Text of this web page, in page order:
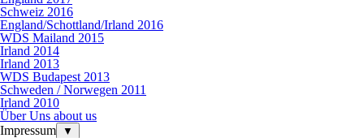
Schweiz 2016
England/Schottland/Irland 2016
WDS Mailand 2015
Irland 2014
Irland 2013
WDS Budapest 2013
Schweden / Norwegen 2011
Irland 2010
Über Uns about us
Impressum
▼